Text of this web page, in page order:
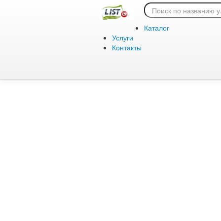
Каталог
Услуги
Контакты
Ошибка